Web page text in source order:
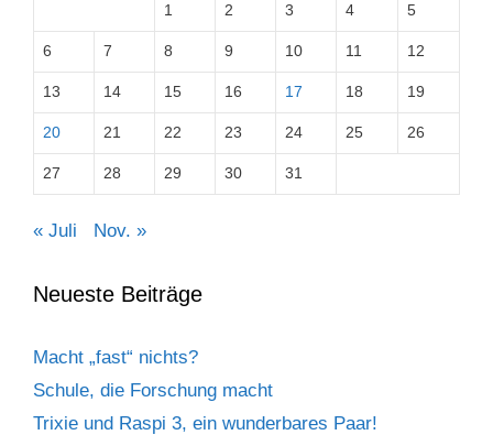
1 2 3 4 5
6 7 8 9 10 11 12
13 14 15 16 17 18 19
20 21 22 23 24 25 26
27 28 29 30 31
« Juli Nov. »
Neueste Beiträge
Macht „fast“ nichts?
Schule, die Forschung macht
Trixie und Raspi 3, ein wunderbares Paar!